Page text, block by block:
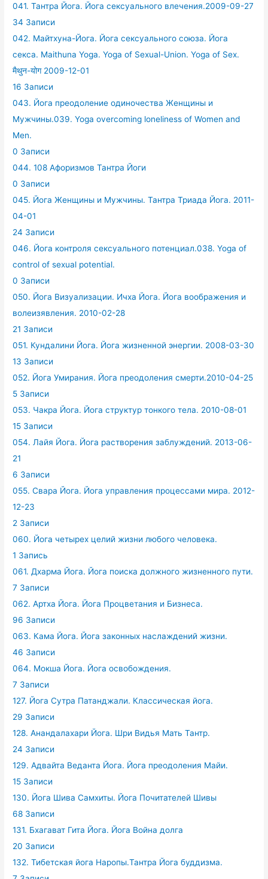
041. Тантра Йога. Йога сексуального влечения.2009-09-27
34 Записи
042. Майтхуна-Йога. Йога сексуального союза. Йога
секса. Maithuna Yoga. Yoga of Sexual-Union. Yoga of Sex.
मैथुन-योग 2009-12-01
16 Записи
043. Йога преодоление одиночества Женщины и
Мужчины.039. Yoga overcoming loneliness of Women and
Men.
0 Записи
044. 108 Афоризмов Тантра Йоги
0 Записи
045. Йога Женщины и Мужчины. Тантра Триада Йога. 2011-
04-01
24 Записи
046. Йога контроля сексуального потенциал.038. Yoga of
control of sexual potential.
0 Записи
050. Йога Визуализации. Ичха Йога. Йога воображения и
волеизявления. 2010-02-28
21 Записи
051. Кундалини Йога. Йога жизненной энергии. 2008-03-30
13 Записи
052. Йога Умирания. Йога преодоления смерти.2010-04-25
5 Записи
053. Чакра Йога. Йога структур тонкого тела. 2010-08-01
15 Записи
054. Лайя Йога. Йога растворения заблуждений. 2013-06-
21
6 Записи
055. Свара Йога. Йога управления процессами мира. 2012-
12-23
2 Записи
060. Йога четырех целий жизни любого человека.
1 Запись
061. Дхарма Йога. Йога поиска должного жизненного пути.
7 Записи
062. Артха Йога. Йога Процветания и Бизнеса.
96 Записи
063. Кама Йога. Йога законных наслаждений жизни.
46 Записи
064. Мокша Йога. Йога освобождения.
7 Записи
127. Йога Сутра Патанджали. Классическая йога.
29 Записи
128. Анандалахари Йога. Шри Видья Мать Тантр.
24 Записи
129. Адвайта Веданта Йога. Йога преодоления Майи.
15 Записи
130. Йога Шива Самхиты. Йога Почитателей Шивы
68 Записи
131. Бхагават Гита Йога. Йога Война долга
20 Записи
132. Тибетская йога Наропы.Тантра Йога буддизма.